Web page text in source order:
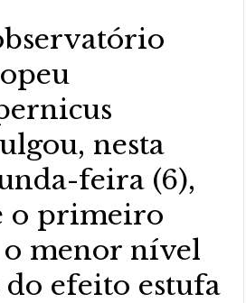
nesta
feira (6),
o primeiro
o menor nível
do efeito estufa